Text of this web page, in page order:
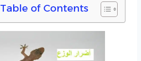
Table of Contents